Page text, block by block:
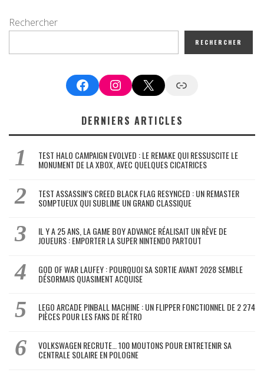
Rechercher
RECHERCHER
FacebookInstagram
X Google News
DERNIERS ARTICLES
TEST HALO CAMPAIGN EVOLVED : LE REMAKE QUI RESSUSCITE LE
MONUMENT DE LA XBOX, AVEC QUELQUES CICATRICES
TEST ASSASSIN’S CREED BLACK FLAG RESYNCED : UN REMASTER
SOMPTUEUX QUI SUBLIME UN GRAND CLASSIQUE
IL Y A 25 ANS, LA GAME BOY ADVANCE RÉALISAIT UN RÊVE DE
JOUEURS : EMPORTER LA SUPER NINTENDO PARTOUT
GOD OF WAR LAUFEY : POURQUOI SA SORTIE AVANT 2028 SEMBLE
DÉSORMAIS QUASIMENT ACQUISE
LEGO ARCADE PINBALL MACHINE : UN FLIPPER FONCTIONNEL DE 2 274
PIÈCES POUR LES FANS DE RÉTRO
VOLKSWAGEN RECRUTE… 100 MOUTONS POUR ENTRETENIR SA
CENTRALE SOLAIRE EN POLOGNE